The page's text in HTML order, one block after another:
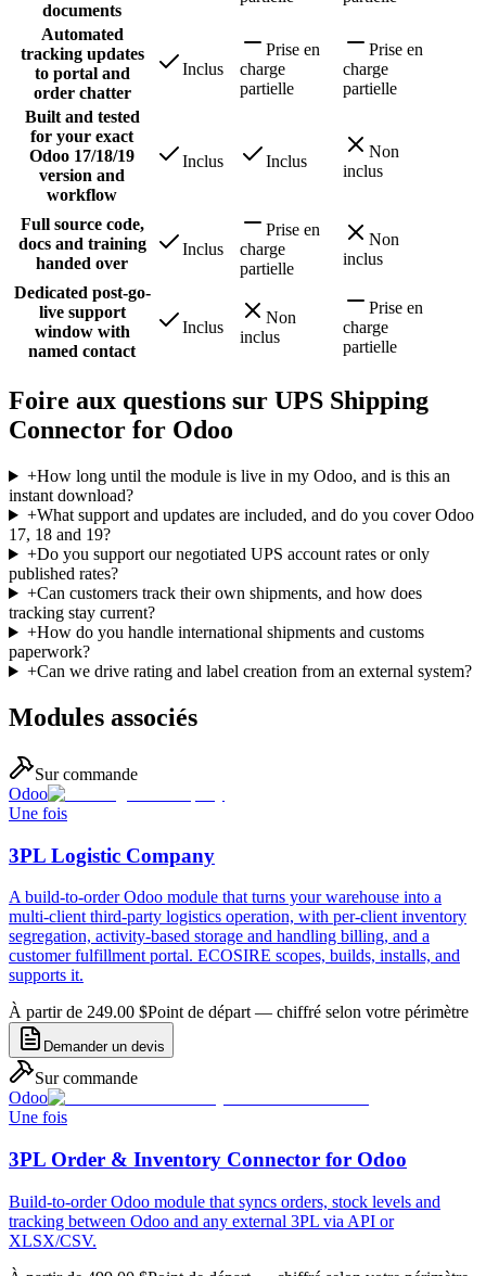
documents
Automated
tracking updates
to portal and
order chatter
Inclus
Prise en
charge
partielle
Prise en
charge
partielle
Built and tested
for your exact
Odoo 17/18/19
version and
workflow
Inclus Inclus
Non
inclus
Full source code,
docs and training
handed over
Inclus
Prise en
charge
partielle
Non
inclus
Dedicated post-go-
live support
window with
named contact
Inclus
Non
inclus
Prise en
charge
partielle
Foire aux questions sur UPS Shipping
Connector for Odoo
+How long until the module is live in my Odoo, and is this an
instant download?
+What support and updates are included, and do you cover Odoo
17, 18 and 19?
+Do you support our negotiated UPS account rates or only
published rates?
+Can customers track their own shipments, and how does
tracking stay current?
+How do you handle international shipments and customs
paperwork?
+Can we drive rating and label creation from an external system?
Modules associés
Sur commande
Odoo
Une fois
3PL Logistic Company
A build-to-order Odoo module that turns your warehouse into a
multi-client third-party logistics operation, with per-client inventory
segregation, activity-based storage and handling billing, and a
customer fulfillment portal. ECOSIRE scopes, builds, installs, and
supports it.
À partir de 249.00 $Point de départ — chiffré selon votre périmètre
Demander un devis
Sur commande
Odoo
Une fois
3PL Order & Inventory Connector for Odoo
Build-to-order Odoo module that syncs orders, stock levels and
tracking between Odoo and any external 3PL via API or
XLSX/CSV.